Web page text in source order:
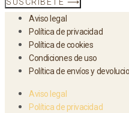
Aviso legal
Política de privacidad
Política de cookies
Condiciones de uso
Política de envíos y
Aviso legal
Política de privacidad